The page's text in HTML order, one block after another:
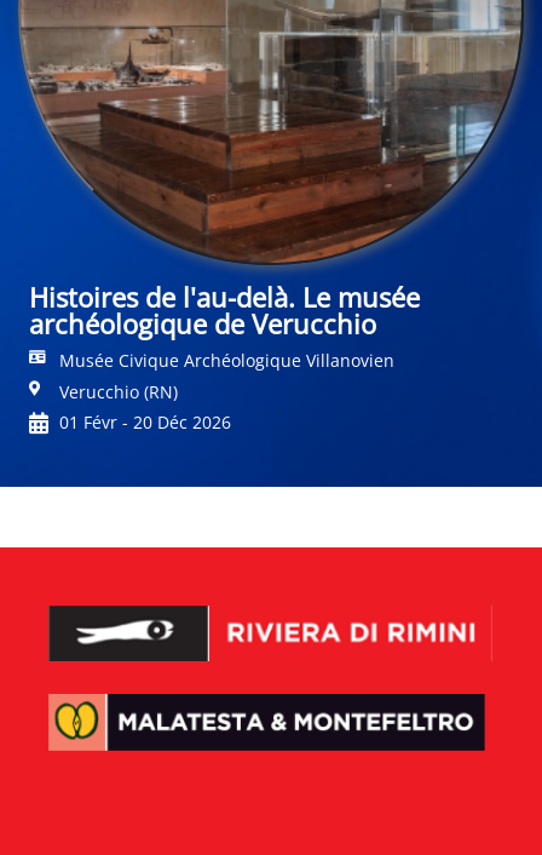
Histoires de l'au-delà. Le musée
archéologique de Verucchio
Musée Civique Archéologique Villanovien
Verucchio (RN)
01 Févr - 20 Déc 2026